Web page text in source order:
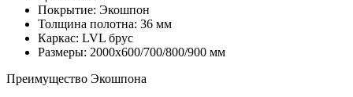
Покрытие: Экошпон
Толщина полотна: 36 мм
Каркас: LVL брус
Размеры: 2000х600/700/800/900 мм
Преимущество Экошпона